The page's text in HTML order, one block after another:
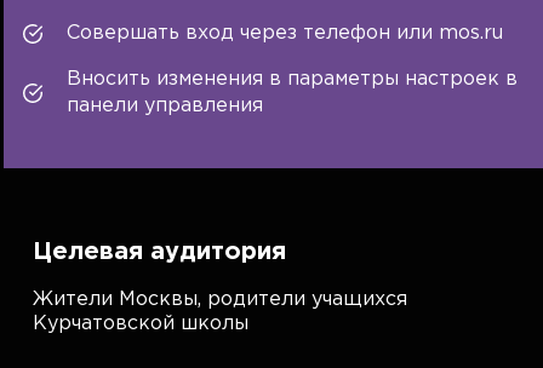
Совершать вход через телефон или mos.ru
Вносить изменения в параметры настроек в
панели управления
Целевая аудитория
Жители Москвы, родители учащихся
Курчатовской школы